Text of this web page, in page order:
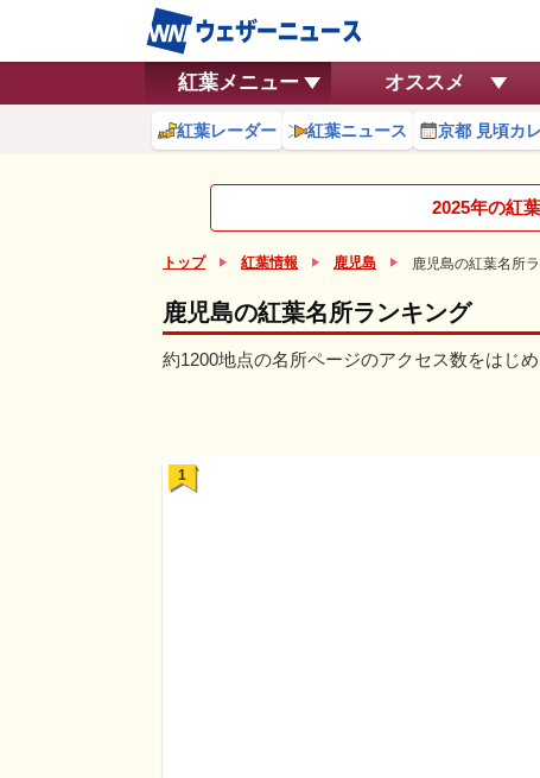
紅葉メニュー オススメ
紅葉レーダー 紅葉ニュース 京都 見頃カ
2025年の紅
トップ 紅葉情報 鹿児島 鹿児島の紅葉名所
鹿児島の紅葉名所ランキング
約1200地点の名所ページのアクセス数をはじ
1